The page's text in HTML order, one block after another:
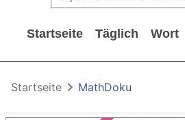
Startseite Täglich Wort
Startseite MathDoku